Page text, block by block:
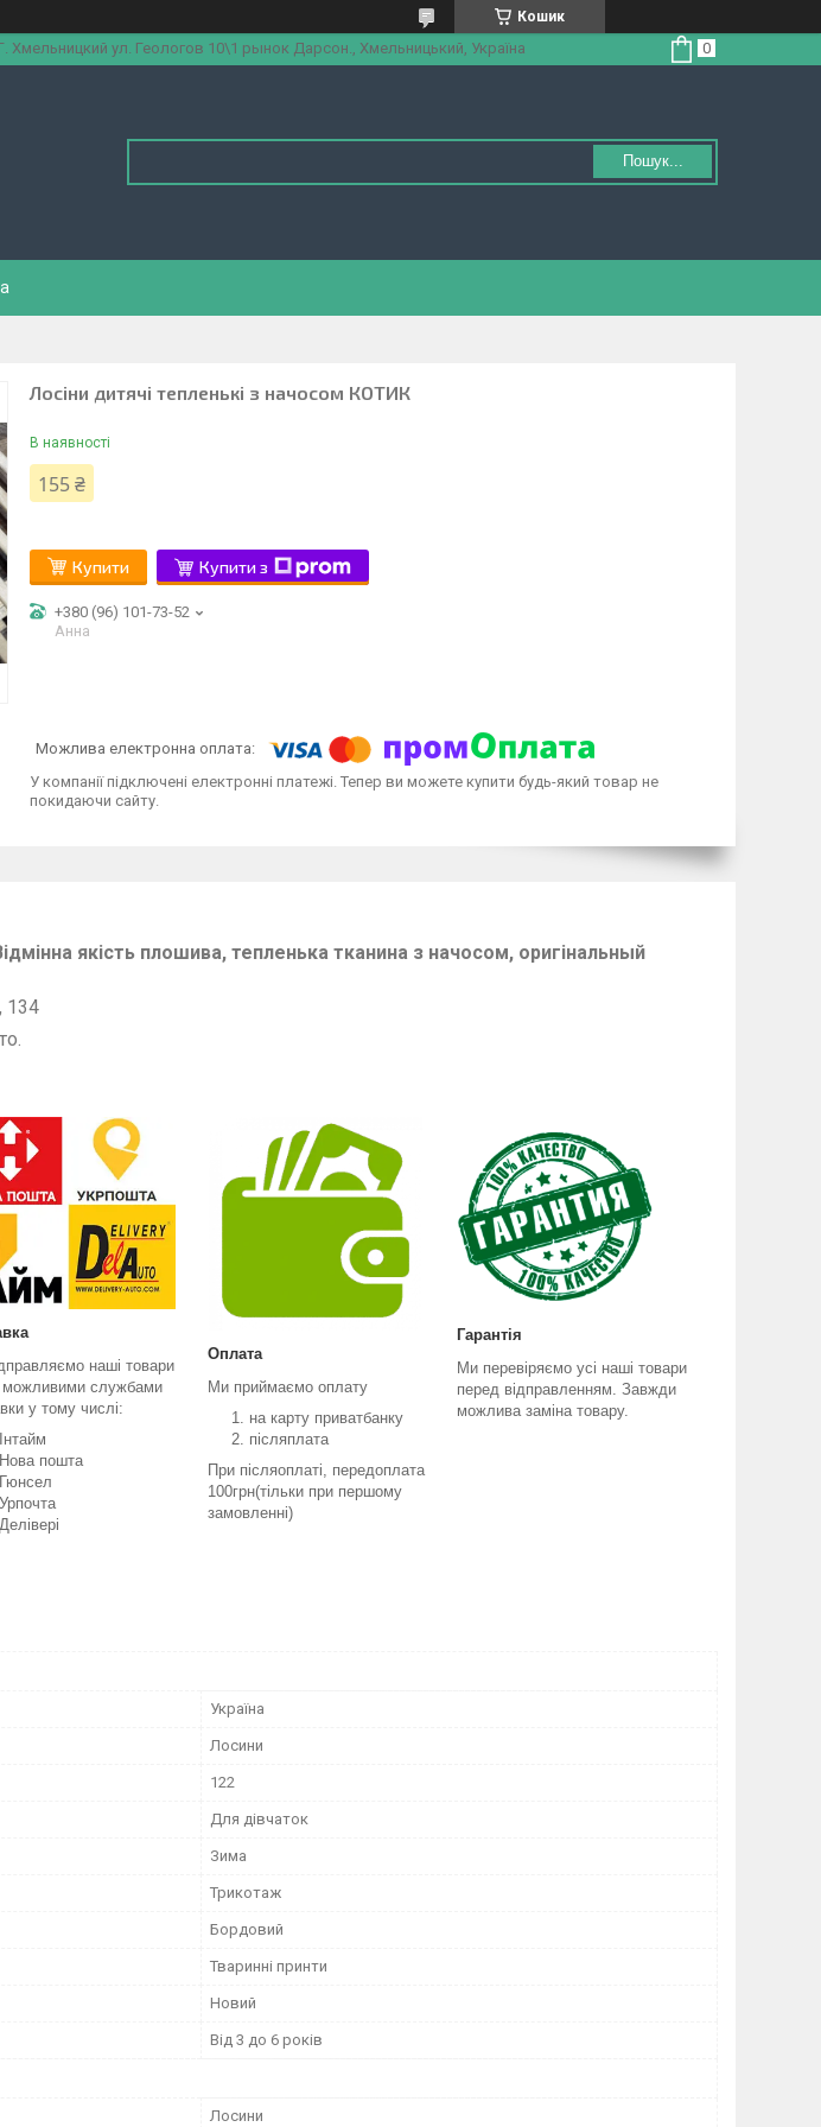
Кошик
Хмельницкий ул. Геологов 10\1 рынок Дарсон., Хмельницький, Україна
Пошук...
Лосіни дитячі тепленькі з начосом КОТИК
В наявності
155 ₴
Купити Купити з
+380 (96) 101-73-52
Анна
У компанії підключені електронні платежі. Тепер ви можете купити будь-який товар не
покидаючи сайту.
якість плошива, тепленька тканина з начосом, оригінальный
134
наші товари
можливими службами
у тому числі:
Інтайм
Нова пошта
Гюнсел
Урпочта
Делівері
Оплата
Ми приймаємо оплату
на карту приватбанку
післяплата
При післяоплаті, передоплата
100грн(тільки при першому
замовленні)
Гарантія
Ми перевіряємо усі наші товари
перед відправленням. Завжди
можлива заміна товару.
Україна
Лосини
122
Для дівчаток
Зима
Трикотаж
Бордовий
Тваринні принти
Новий
Від 3 до 6 років
Лосини